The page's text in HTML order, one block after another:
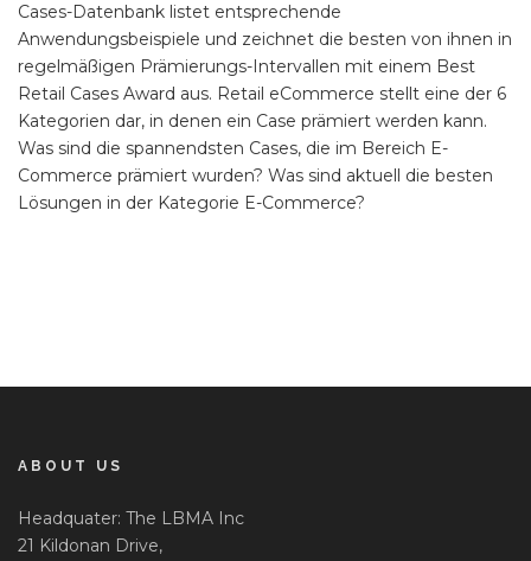
Cases-Datenbank listet entsprechende
Anwendungsbeispiele und zeichnet die besten von ihnen in
regelmäßigen Prämierungs-Intervallen mit einem Best
Retail Cases Award aus. Retail eCommerce stellt eine der 6
Kategorien dar, in denen ein Case prämiert werden kann.
Was sind die spannendsten Cases, die im Bereich E-
Commerce prämiert wurden? Was sind aktuell die besten
Lösungen in der Kategorie E-Commerce?
ABOUT US
Headquater: The LBMA Inc
21 Kildonan Drive,